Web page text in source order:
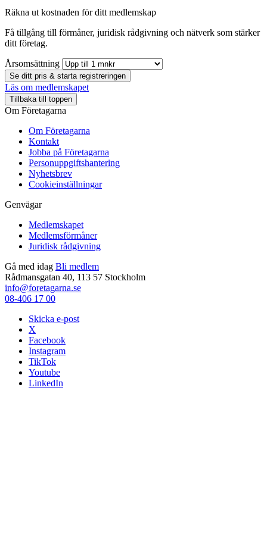
Räkna ut kostnaden för ditt medlemskap
Få tillgång till förmåner, juridisk rådgivning och nätverk som stärker
ditt företag.
Årsomsättning
Se ditt pris & starta registreringen
Läs om medlemskapet
Tillbaka till toppen
Om Företagarna
Om Företagarna
Kontakt
Jobba på Företagarna
Personuppgiftshantering
Nyhetsbrev
Cookieinställningar
Genvägar
Medlemskapet
Medlemsförmåner
Juridisk rådgivning
Gå med idag Bli medlem
Rådmansgatan 40, 113 57 Stockholm
info@foretagarna.se
08-406 17 00
Skicka e-post
X
Facebook
Instagram
TikTok
Youtube
LinkedIn